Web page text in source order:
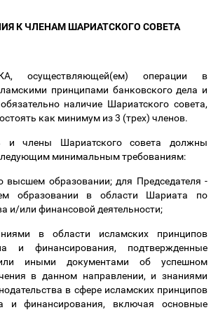
К ЧЛЕНАМ ШАРИАТСКОГО СОВЕТА
осуществляющей(ем) операции в
принципами банковского дела и
наличие Шариатского совета,
как минимум из 3 (трех) членов.
и члены Шариатского совета должны
минимальным требованиям:
высшем образовании; для Председателя -
образовании в области Шариата по
и/или финансовой деятельности;
в области исламских принципов
и финансирования, подтвержденные
иными документами об успешном
в данном направлении, и знаниями
в сфере исламских принципов
и финансирования, включая основные